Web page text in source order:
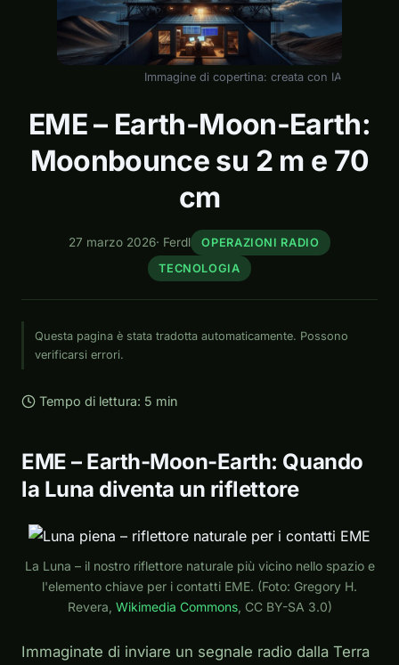
Immagine di copertina: creata con IA
EME – Earth-Moon-Earth:
Moonbounce su 2 m e 70
cm
27 marzo 2026· Ferdl
OPERAZIONI RADIO
TECNOLOGIA
Questa pagina è stata tradotta automaticamente. Possono
verificarsi errori.
Tempo di lettura: 5 min
EME – Earth-Moon-Earth: Quando
la Luna diventa un riflettore
La Luna – il nostro riflettore naturale più vicino nello spazio e
l'elemento chiave per i contatti EME. (Foto: Gregory H.
Revera, Wikimedia Commons, CC BY-SA 3.0)
Immaginate di inviare un segnale radio dalla Terra